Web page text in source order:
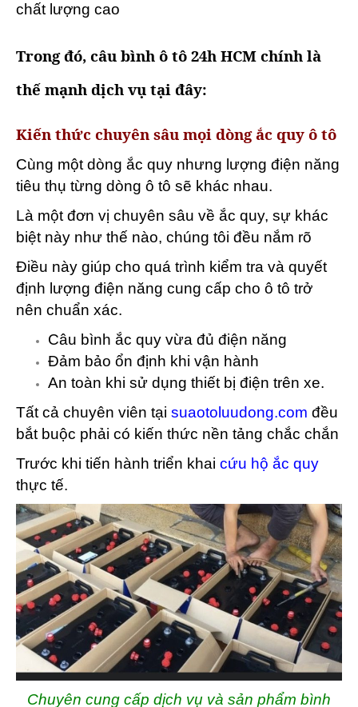
chất lượng cao
Trong đó, câu bình ô tô 24h HCM chính là
thế mạnh dịch vụ tại đây:
Kiến thức chuyên sâu mọi dòng ắc quy ô tô
Cùng một dòng ắc quy nhưng lượng điện năng
tiêu thụ từng dòng ô tô sẽ khác nhau.
Là một đơn vị chuyên sâu về ắc quy, sự khác
biệt này như thế nào, chúng tôi đều nắm rõ
Điều này giúp cho quá trình kiểm tra và quyết
định lượng điện năng cung cấp cho ô tô trở
nên chuẩn xác.
Câu bình ắc quy vừa đủ điện năng
Đảm bảo ổn định khi vận hành
An toàn khi sử dụng thiết bị điện trên xe.
Tất cả chuyên viên tại suaotoluudong.com đều
bắt buộc phải có kiến thức nền tảng chắc chắn
Trước khi tiến hành triển khai cứu hộ ắc quy
thực tế.
Chuyên cung cấp dịch vụ và sản phẩm bình